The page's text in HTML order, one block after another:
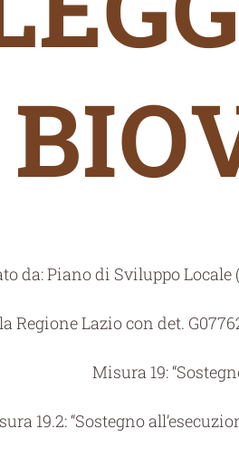
da: Piano di Sviluppo Locale
Regione Lazio con det.
Misura 19:
19.2: “Sostegno